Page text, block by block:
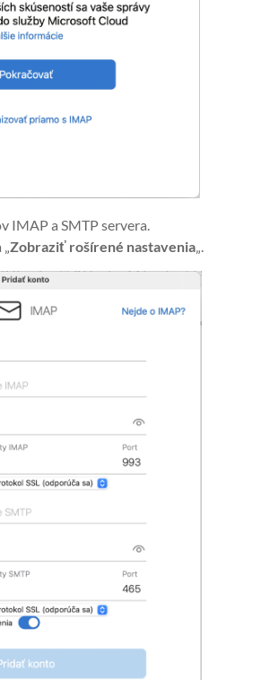
IMAP a SMTP servera.
Zobraziť rošírené nastavenia„.